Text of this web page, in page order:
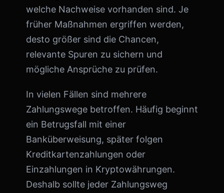
welche Nachweise vorhanden sind. Je
früher Maßnahmen ergriffen werden,
desto größer sind die Chancen,
relevante Spuren zu sichern und
mögliche Ansprüche zu prüfen.
In vielen Fällen sind mehrere
Zahlungswege betroffen. Häufig beginnt
ein Betrugsfall mit einer
Banküberweisung, später folgen
Kreditkartenzahlungen oder
Einzahlungen in Kryptowährungen.
Deshalb sollte jeder Zahlungsweg